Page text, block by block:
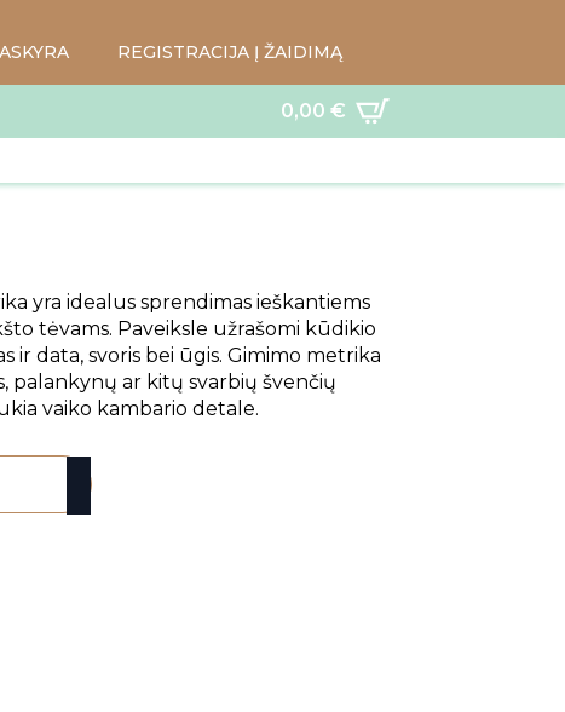
REGISTRACIJA Į ŽAIDIMĄ
0,00 €
yra idealus sprendimas ieškantiems
tėvams. Paveiksle užrašomi kūdikio
ir data, svoris bei ūgis. Gimimo metrika
palankynų ar kitų svarbių švenčių
vaiko kambario detale.